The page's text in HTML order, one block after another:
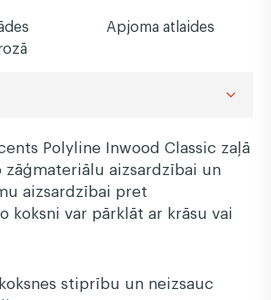
Apjoma atlaides
Polyline Inwood Classic zaļā
zāģmateriālu aizsardzībai un
aizsardzībai pret
koksni var pārklāt ar krāsu vai
stiprību un neizsauc